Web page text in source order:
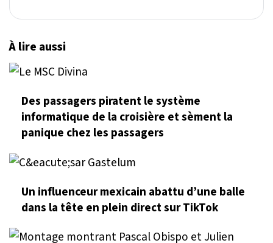
À lire aussi
Des passagers piratent le système
informatique de la croisière et sèment la
panique chez les passagers
Un influenceur mexicain abattu d’une balle
dans la tête en plein direct sur TikTok